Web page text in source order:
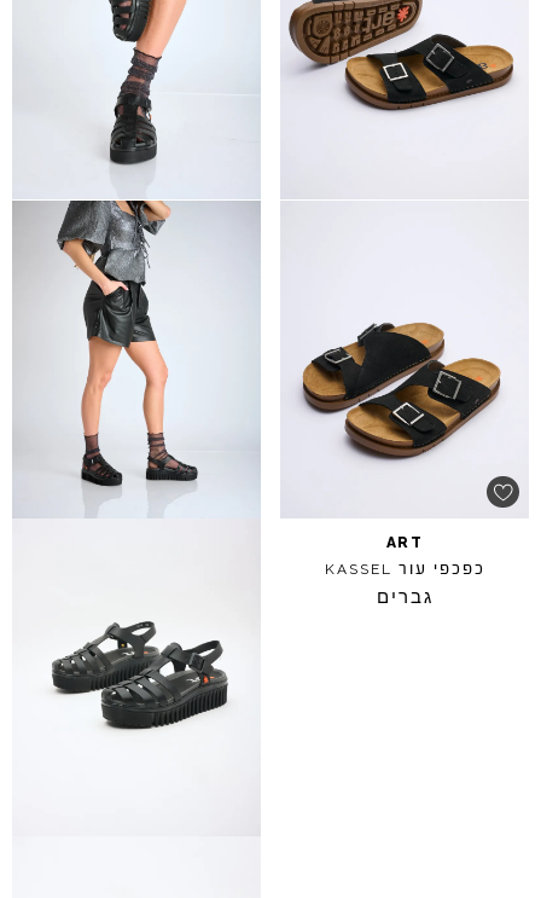
ART
כפכפי עור KASSEL
גברים